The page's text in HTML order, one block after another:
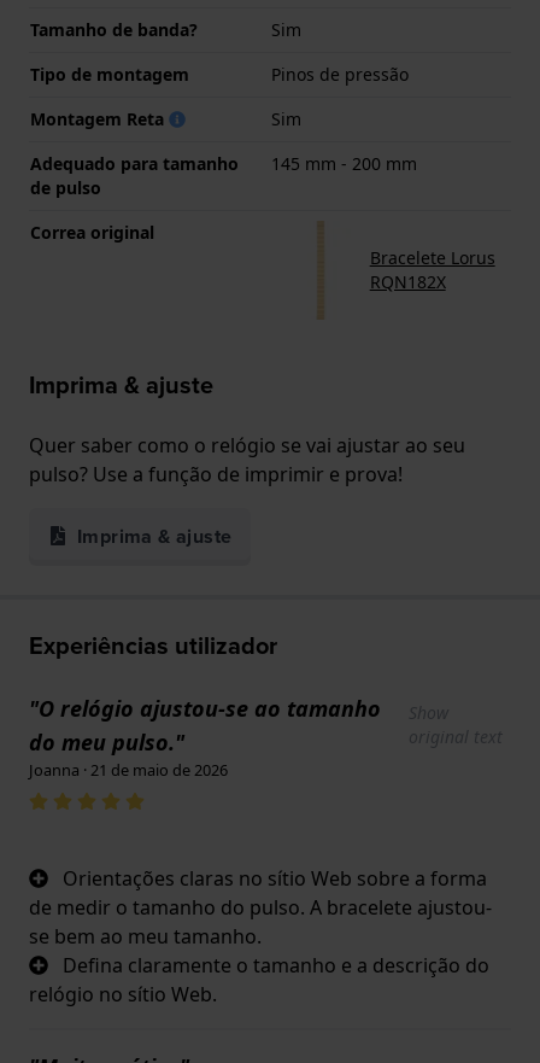
Tamanho de banda?
Sim
Tipo de montagem
Pinos de pressão
Montagem Reta
Sim
Adequado para tamanho
de pulso
145 mm - 200 mm
Correa original
Bracelete Lorus
RQN182X
Imprima & ajuste
Quer saber como o relógio se vai ajustar ao seu
pulso? Use a função de imprimir e prova!
Imprima & ajuste
Experiências utilizador
"O relógio ajustou-se ao tamanho
do meu pulso."
Show
original text
Joanna · 21 de maio de 2026
Orientações claras no sítio Web sobre a forma
de medir o tamanho do pulso. A bracelete ajustou-
se bem ao meu tamanho.
Defina claramente o tamanho e a descrição do
relógio no sítio Web.